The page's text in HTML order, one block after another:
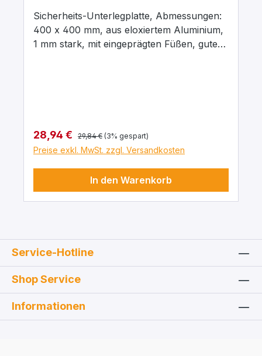
Sicherheits-Unterlegplatte, Abmessungen:
400 x 400 mm, aus eloxiertem Aluminium,
1 mm stark, mit eingeprägten Füßen, gute
zum Auffangen kleiner Flüssigkeitsmengen
und Spritzern eingeprägte Füße, daß
zwischen Tisch und Platte ein Spalt bleibt.
Verkaufspreis:
28,94 € Regulärer Preis:
29,84 € (3% gespart)
Preise exkl. MwSt. zzgl. Versandkosten
In den Warenkorb
Service-Hotline
Shop Service
Informationen